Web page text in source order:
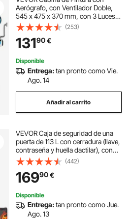
Aerógrafo, con Ventilador Doble,
545 x 475 x 370 mm, con 3 Luces
LED y Manguera de Extensión, para
Pintar Modelos y Arte, 9,2 m³/min,
Ideal para Trabajos Creativos
(253)
13190€
Disponible
Entrega:tan pronto como Vie.
Ago. 14
Añadir al carrito
VEVOR Caja de seguridad de una
puerta de 113 L con cerradura (llave,
contraseña y huella dactilar), con
bolsa ignífuga, porta llaves, luz LED
y 2 estantes, para dinero,
documentos, joyas y objetos de
valor, color negro
(442)
16990€
Disponible
Entrega:tan pronto como Jue.
Ago. 13